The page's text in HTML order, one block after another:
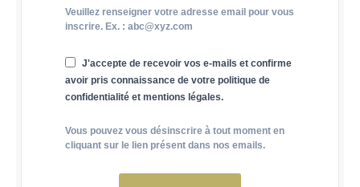
Veuillez renseigner votre adresse email pour vous
inscrire. Ex. : abc@xyz.com
J'accepte de recevoir vos e-mails et confirme
avoir pris connaissance de votre politique de
confidentialité et mentions légales.
Vous pouvez vous désinscrire à tout moment en
cliquant sur le lien présent dans nos emails.